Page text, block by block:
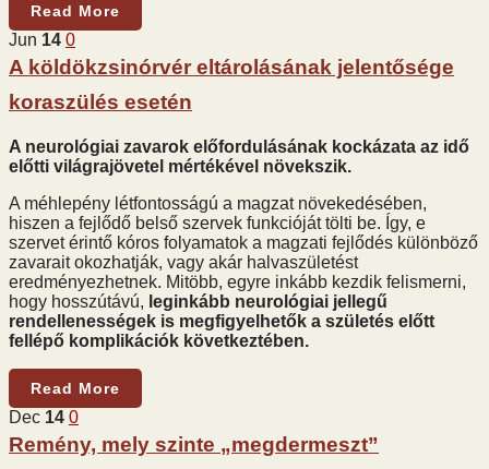
Read More
Jun 14 0
A köldökzsinórvér eltárolásának jelentősége
koraszülés esetén
A neurológiai zavarok előfordulásának kockázata az idő
előtti világrajövetel mértékével növekszik.
A méhlepény létfontosságú a magzat növekedésében,
hiszen a fejlődő belső szervek funkcióját tölti be. Így, e
szervet érintő kóros folyamatok a magzati fejlődés különböző
zavarait okozhatják, vagy akár halvaszületést
eredményezhetnek. Mitöbb, egyre inkább kezdik felismerni,
hogy hosszútávú, leginkább neurológiai jellegű
rendellenességek is megfigyelhetők a születés előtt
fellépő komplikációk következtében.
Read More
Dec 14 0
Remény, mely szinte „megdermeszt”